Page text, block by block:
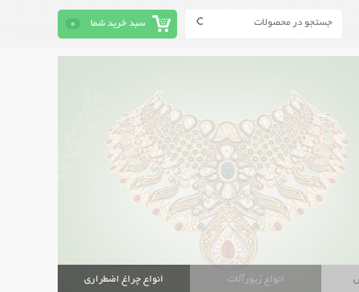
سبد خرید شما 0
انواع زیورآلات انواع چراغ اضطراری